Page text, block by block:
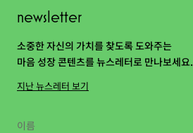
newsletter
소중한 자신의 가치를 찾도록 도와주는
마음 성장 콘텐츠를 뉴스레터로 만나보세요.
지난 뉴스레터 보기
이름